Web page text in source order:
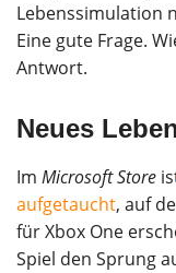
Lebenssimulation
Eine gute Frage.
Antwort.
Neues
Im Microsoft Store
aufgetaucht, auf
für Xbox One
Spiel den Sprung